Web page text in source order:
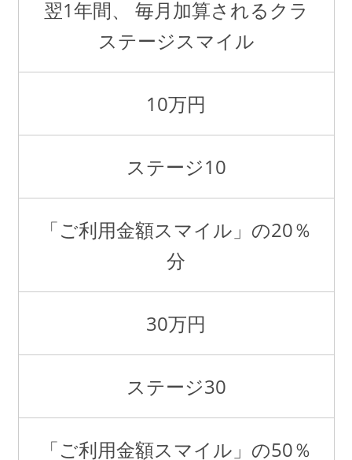
翌1年間、 毎月加算されるクラ
ステージスマイル
10万円
ステージ10
「ご利用金額スマイル」の20％
分
30万円
ステージ30
「ご利用金額スマイル」の50％